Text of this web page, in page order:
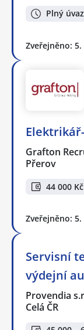
Plný
Zveřejněno:
Grafton
Přerov
44 000 Kč
Zveřejněno:
Servisní
výdejní
Provendia
Celá ČR